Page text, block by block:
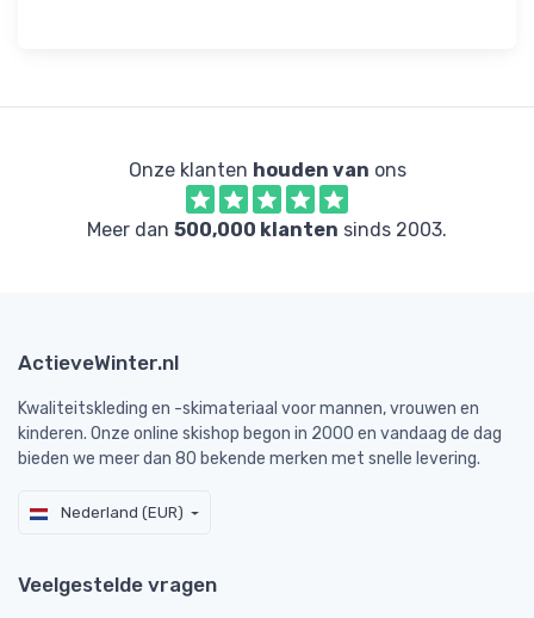
Onze klanten houden van ons
Meer dan 500,000 klanten sinds 2003.
ActieveWinter.nl
Kwaliteitskleding en -skimateriaal voor mannen, vrouwen en
kinderen. Onze online skishop begon in 2000 en vandaag de dag
bieden we meer dan 80 bekende merken met snelle levering.
Nederland (EUR)
Veelgestelde vragen